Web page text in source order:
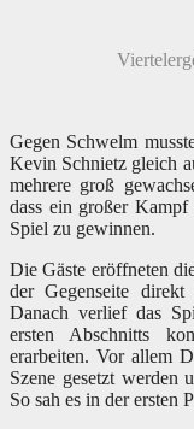
Gegen Schwelm
Kevin Schnietz gleich
mehrere groß
dass ein großer
Spiel zu gewinnen.
Die Gäste eröffneten
der Gegenseite
Danach verlief das
ersten Abschnitts
erarbeiten. Vor allem
Szene gesetzt werden
So sah es in der ersten